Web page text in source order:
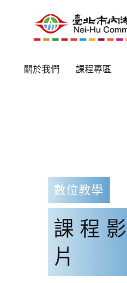
關於我們 課程專區
數位教學
課程影
片